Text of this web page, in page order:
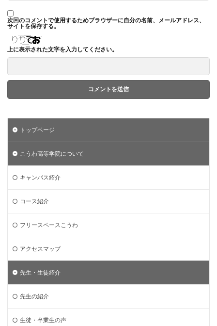
次回のコメントで使用するためブラウザーに自分の名前、メールアドレス、
サイトを保存する。
上に表示された文字を入力してください。
トップページ
こうわ高等学院について
キャンパス紹介
コース紹介
フリースペースこうわ
アクセスマップ
先生・生徒紹介
先生の紹介
生徒・卒業生の声